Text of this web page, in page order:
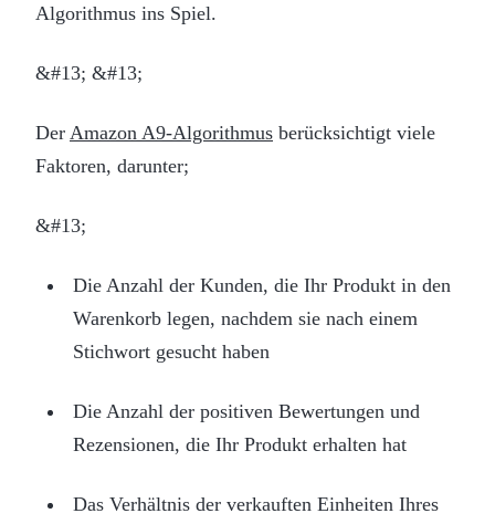
Algorithmus ins Spiel.
&#13; &#13;
Der Amazon A9-Algorithmus berücksichtigt viele
Faktoren, darunter;
&#13;
Die Anzahl der Kunden, die Ihr Produkt in den
Warenkorb legen, nachdem sie nach einem
Stichwort gesucht haben
Die Anzahl der positiven Bewertungen und
Rezensionen, die Ihr Produkt erhalten hat
Das Verhältnis der verkauften Einheiten Ihres